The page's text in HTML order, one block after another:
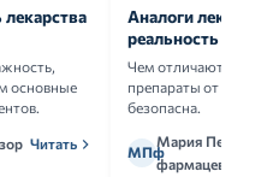
основные
Читать
Аналоги
реальность
Чем отличаются
препараты от
безопасна.
МПф
Мария Петрова,
фармацевт